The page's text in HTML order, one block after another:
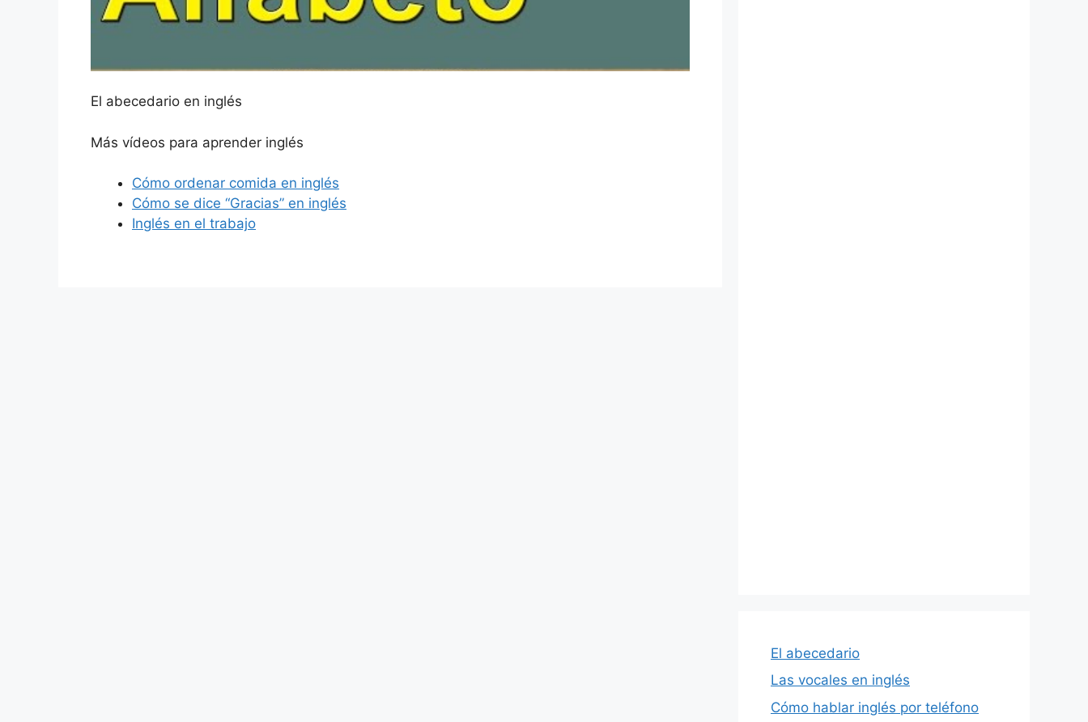
El abecedario en inglés
Más vídeos para aprender inglés
Cómo ordenar comida en inglés
Cómo se dice “Gracias” en inglés
Inglés en el trabajo
El abecedario
Las vocales en inglés
Cómo hablar inglés por teléfono